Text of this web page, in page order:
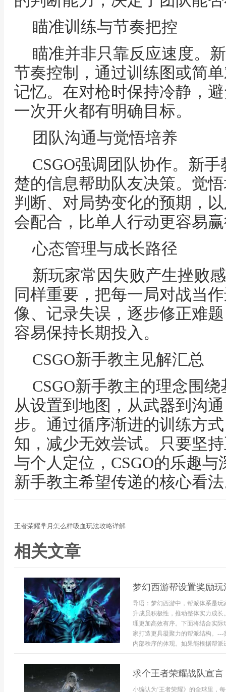
瞄准训练与节奏把控
瞄准并非只靠反应速度。
节奏控制，通过训练图或简
记忆。在对枪时保持冷静，
一次开火都有明确目标。
团队沟通与觉悟培养
CSGO强调团队协作。新
楚的信息帮助队友决策。觉
判断、对局势变化的预期，
会配合，比单人行动更容易
心态管理与成长路径
新玩家常因失败产生挫败
同样重要，把每一局对战当
像、记录失误，逐步修正难
容易保持长期投入。
CSGO新手教主见解汇总
CSGO新手教主的理念围
从设置到地图，从武器到沟
步。通过循序渐进的训练方
知，减少无效尝试。只要坚
与个人定位，CSGO的乐趣
新手教主希望传递的核心看
王者荣耀芈月怎么样吸血玩法攻略详解
相关文章
梦幻西游帮设置奖励玩
导语：梦幻西游中，帮派体系是
升成员积极性，推动整体实力成
理更加高效有序。下面将结合实
家打造更具凝聚力的帮派结构。
内部秩序的体现。如果能根据帮派
求个王者荣耀战队宣言
小编认为‘王者荣耀》的全球里，